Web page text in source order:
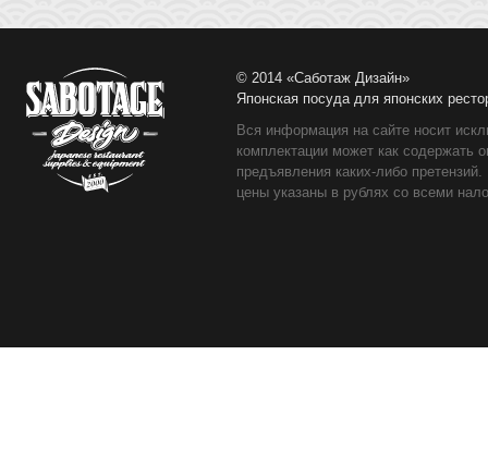
© 2014 «Саботаж Дизайн»
Японская посуда для японских
Вся информация на сайте носит
комплектации может как содержать
предъявления каких-либо
цены указаны в рублях со всеми